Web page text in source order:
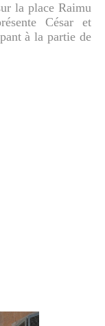
la place Raimu
César et
à la partie de